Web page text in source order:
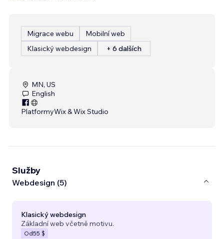
Migrace webu
Mobilní web
Klasický webdesign
+ 6 dalších
MN, US
English
PlatformyWix & Wix Studio
Služby
Webdesign (5)
Klasický webdesign
Základní web včetně motivu.
Od55 $